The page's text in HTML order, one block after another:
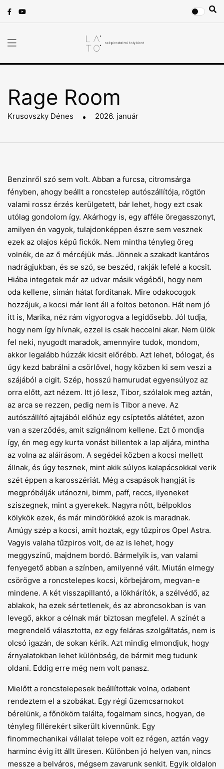
Rage Room
Krusovszky Dénes 2026. január
Benzinről szó sem volt. Abban a furcsa, citromsárga
fényben, ahogy beállt a roncstelep autószállítója, rögtön
valami rossz érzés kerülgetett, bár lehet, hogy ezt csak
utólag gondolom így. Akárhogy is, egy afféle öregasszonyt,
amilyen én vagyok, tulajdonképpen észre sem vesznek
ezek az olajos képű fickók. Nem mintha tényleg öreg
volnék, de az ő mércéjük más. Jönnek a szakadt kantáros
nadrágjukban, és se szó, se beszéd, rakják lefelé a kocsit.
Hiába integetek már az udvar másik végéből, hogy nem
oda kellene, simán hátat fordítanak. Mire odakocogok
hozzájuk, a kocsi már lent áll a foltos betonon. Hát nem jó
itt is, Marika, néz rám vigyorogva a legidősebb. Jól tudja,
hogy nem így hívnak, ezzel is csak heccelni akar. Nem ülök
fel neki, nyugodt maradok, amennyire tudok, mondom,
akkor legalább húzzák kicsit előrébb. Azt lehet, bólogat, és
úgy kezd babrálni a csörlővel, hogy közben ki sem veszi a
szájából a cigit. Szép, hosszú hamurudat egyensúlyoz az
orra előtt, azt nézem. Itt jó lesz, Tibor, szólalok meg aztán,
az arca se rezzen, pedig nem is Tibor a neve. Az
autószállító ajtajából előhúz egy csíptetős alátétet, azon
van a szerződés, amit szignálnom kellene. Ezt ő mondja
így, én meg egy kurta vonást billentek a lap aljára, mintha
az volna az aláírásom. A segédei közben a kocsi mellett
állnak, és úgy tesznek, mint akik súlyos kalapácsokkal verik
szét éppen a karosszériát. Még a csapások hangját is
megpróbálják utánozni, bimm, paff, reccs, ilyeneket
sziszegnek, mint a gyerekek. Nagyra nőtt, bélpoklos
kölykök ezek, és már mindörökké azok is maradnak.
Amúgy szép a kocsi, amit hoztak, egy tűzpiros Opel Astra.
Vagyis valaha tűzpiros volt, de az is lehet, hogy
meggyszínű, majdnem bordó. Bármelyik is, van valami
fenyegető abban a színben, amilyenné vált. Miután elmegy
csörögve a roncstelepes kocsi, körbejárom, megvan-e
mindene. A két visszapillantó, a lökhárítók, a szélvédő, az
ablakok, ha ezek sértetlenek, és az abroncsokban is van
levegő, akkor a célnak már biztosan megfelel. A színét a
megrendelő választotta, ez egy feláras szolgáltatás, nem is
olcsó igazán, de sokan kérik. Azt mindig elmondjuk, hogy
árnyalatokban lehet különbség, de bármit meg tudunk
oldani. Eddig erre még nem volt panasz.
Mielőtt a roncstelepesek beállítottak volna, odabent
rendeztem el a szobákat. Egy régi üzemcsarnokot
bérelünk, a főnököm találta, fogalmam sincs, hogyan, de
tényleg fillérekért sikerült kivennünk. Egy
finommechanikai vállalat telepe volt ez régen, aztán vagy
harminc évig itt állt üresen. Különben jó helyen van, nincs
messze a belváros, mégsem zavarunk senkit. Egyik oldalon